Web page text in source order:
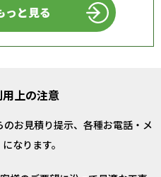
っと見る
上の注意
お見積り提示、各種お電話・メ
なります。